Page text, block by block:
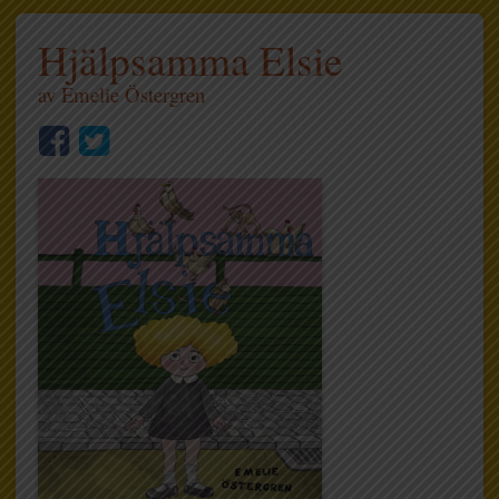
Hjälpsamma Elsie
avEmelie Östergren